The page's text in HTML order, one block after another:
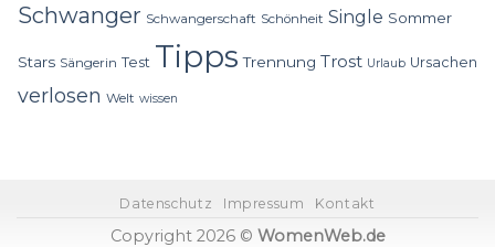
Schwanger Schwangerschaft Schönheit Single Sommer
Stars Sängerin Test Tipps Trennung Trost Urlaub Ursachen
verlosen Welt wissen
Datenschutz Impressum Kontakt
Copyright 2026 © WomenWeb.de